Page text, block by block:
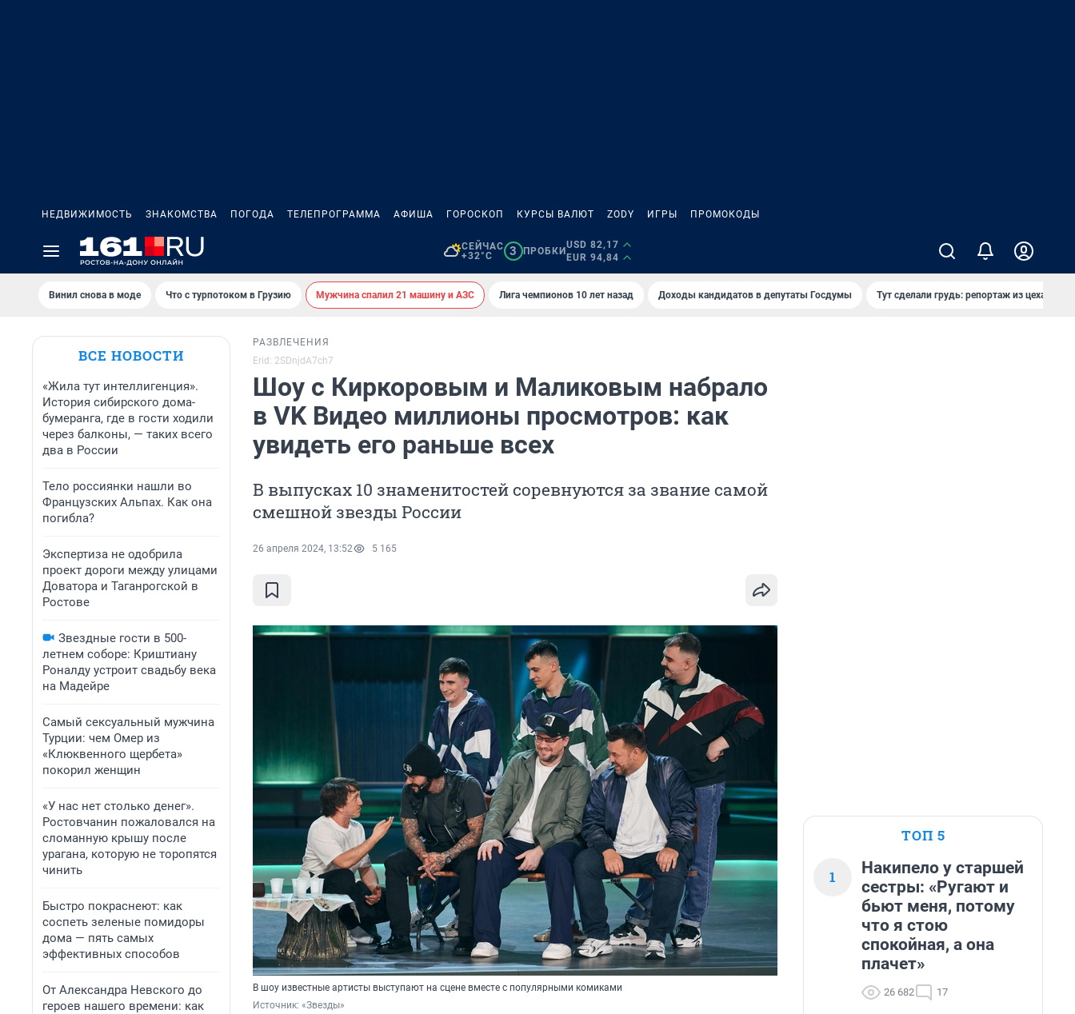
НЕДВИЖИМОСТЬ ЗНАКОМСТВА ПОГОДА ТЕЛЕПРОГРАММА АФИША ГОРОСКОП КУРСЫ ВАЛЮТ ZODY ИГРЫ ПРОМОКОДЫ
СЕЙЧАС
+32°C
3 ПРОБКИ
USD 82,17
EUR 94,84
Винил снова в моде Что с турпотоком в Грузию Мужчина спалил 21 машину и АЗС Лига чемпионов 10 лет назад Доходы кандидатов в депутаты Госдумы Тут сделали грудь: репортаж из цеха
ВСЕ НОВОСТИ
«Жила тут интеллигенция».
История сибирского дома-
бумеранга, где в гости ходили
через балконы, — таких всего
два в России
Тело россиянки нашли во
Французских Альпах. Как она
погибла?
Экспертиза не одобрила
проект дороги между улицами
Доватора и Таганрогской в
Ростове
Звездные гости в 500-
летнем соборе: Криштиану
Роналду устроит свадьбу века
на Мадейре
Самый сексуальный мужчина
Турции: чем Омер из
«Клюквенного щербета»
покорил женщин
«У нас нет столько денег».
Ростовчанин пожаловался на
сломанную крышу после
урагана, которую не торопятся
чинить
Быстро покраснеют: как
соспеть зеленые помидоры
дома — пять самых
эффективных способов
От Александра Невского до
героев нашего времени: как
РАЗВЛЕЧЕНИЯ
Erid: 2SDnjdA7ch7
Шоу с Киркоровым и Маликовым набрало
в VK Видео миллионы просмотров: как
увидеть его раньше всех
В выпусках 10 знаменитостей соревнуются за звание самой
смешной звезды России
26 апреля 2024, 13:52 5 165
В шоу известные артисты выступают на сцене вместе с популярными комиками
Источник: «Звезды»
ТОП 5
1
Накипело у старшей
сестры: «Ругают и
бьют меня, потому
что я стою
спокойная, а она
плачет»
26 682 17